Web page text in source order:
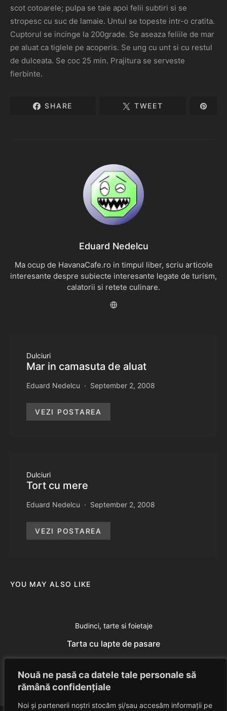
Nouă ne pasă ca datele tale personale să
rămână confidențiale
Noi și partenerii noștri stocăm și/sau accesăm informații pe
scot cotoarele; pulpa se taie apoi felii subtiri si se
stropesc cu suc de lamaie. Untul se topeste intr-o cratita.
Cuptorul se incinge la 200grade. Se aseaza feliile de mar
pe aluat ca tiglele pe acoperis. Se ung cu unt si cu restul
de dulceata. Se coc 25 min. Prajitura se serveste
fierbinte.
SHARE TWEET
Eduard Nedelcu
Ma ocup de HavanaCafe.ro in timpul liber, scriu articole
interesante despre subiecte interesante legate de turism,
calatorii si retete culinare.
Dulciuri
Mar in camasuta de aluat
Eduard Nedelcu September 2, 2008
VEZI POSTAREA
Dulciuri
Tort cu mere
Eduard Nedelcu September 2, 2008
VEZI POSTAREA
YOU MAY ALSO LIKE
Budinci, tarte si foietaje
Tarta cu lapte de pasare
Eduard Nedelcu July 1, 2014